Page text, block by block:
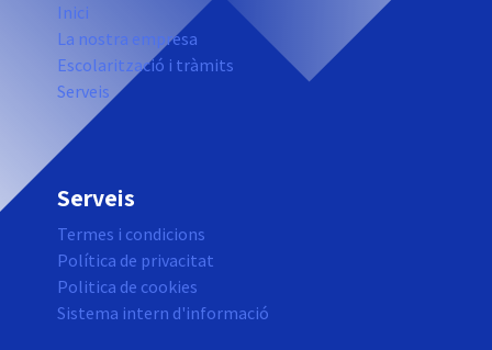
Inici
La nostra empresa
Escolarització i tràmits
Serveis
Serveis
Termes i condicions
Política de privacitat
Politica de cookies
Sistema intern d'informació